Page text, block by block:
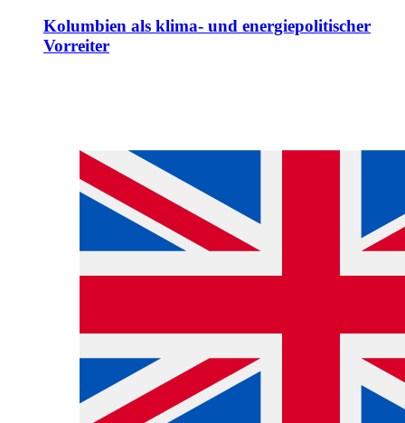
Kolumbien als klima- und energiepolitischer
Vorreiter